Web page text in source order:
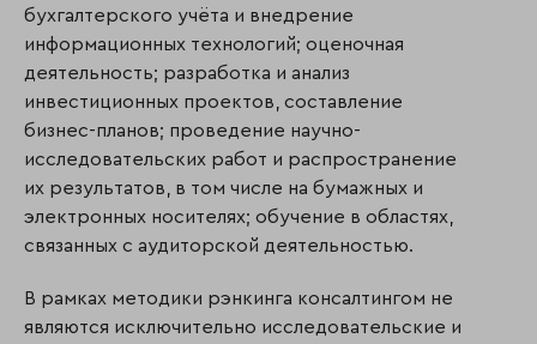
бухгалтерского учёта и внедрение
информационных технологий; оценочная
деятельность; разработка и анализ
инвестиционных проектов, составление
бизнес-планов; проведение научно-
исследовательских работ и распространение
их результатов, в том числе на бумажных и
электронных носителях; обучение в областях,
связанных с аудиторской деятельностью.
В рамках методики рэнкинга консалтингом не
являются исключительно исследовательские и